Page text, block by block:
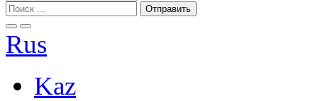
Rus
Kaz